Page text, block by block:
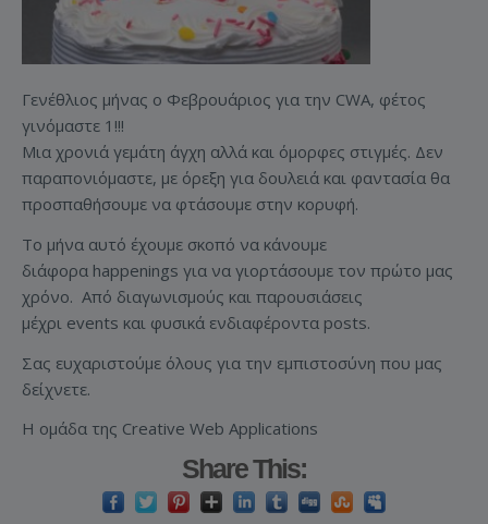
Γενέθλιος μήνας ο Φεβρουάριος για την CWA, φέτος
γινόμαστε 1!!!
Μια χρονιά γεμάτη άγχη αλλά και όμορφες στιγμές. Δεν
παραπονιόμαστε, με όρεξη για δουλειά και φαντασία θα
προσπαθήσουμε να φτάσουμε στην κορυφή.
Το μήνα αυτό έχουμε σκοπό να κάνουμε
διάφορα happenings για να γιορτάσουμε τον πρώτο μας
χρόνο. Από διαγωνισμούς και παρουσιάσεις
μέχρι events και φυσικά ενδιαφέροντα posts.
Σας ευχαριστούμε όλους για την εμπιστοσύνη που μας
δείχνετε.
Η ομάδα της Creative Web Applications
Share This: